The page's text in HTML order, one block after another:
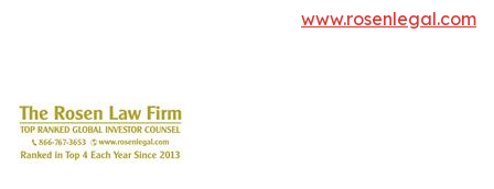
www.rosenlegal.com